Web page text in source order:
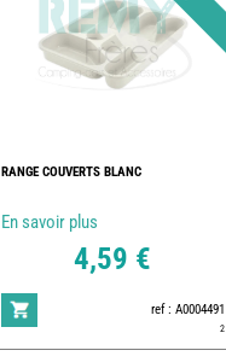
RANGE COUVERTS BLANC
En savoir plus
4,59 €
ref : A0004491
2